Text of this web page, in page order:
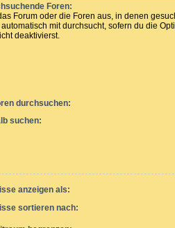
Foren:
Forum oder die Foren aus, in denen
mit durchsucht, sofern du die
deaktivierst.
durchsuchen:
suchen:
anzeigen als:
sortieren nach: